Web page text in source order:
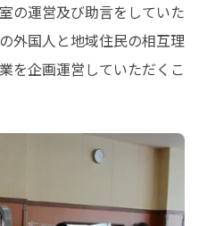
の運営及び助言をしていた
外国人と地域住民の相互理
を企画運営していただくこ